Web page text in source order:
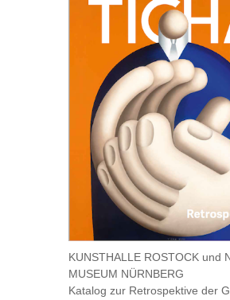
KUNSTHALLE ROSTOCK und
MUSEUM NÜRNBERG
Katalog zur Retrospektive der